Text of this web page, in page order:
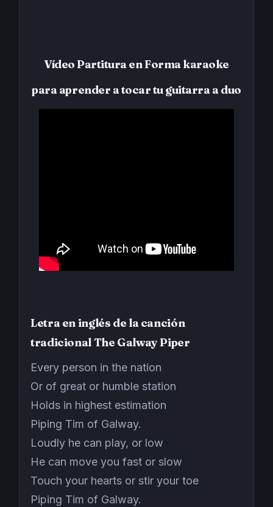
Vídeo Partitura en Forma karaoke
para aprender a tocar tu guitarra a duo
Letra en inglés de la canción
tradicional The Galway Piper
Every person in the nation
Or of great or humble station
Holds in highest estimation
Piping Tim of Galway.
Loudly he can play, or low
He can move you fast or slow
Touch your hearts or stir your toe
Piping Tim of Galway.